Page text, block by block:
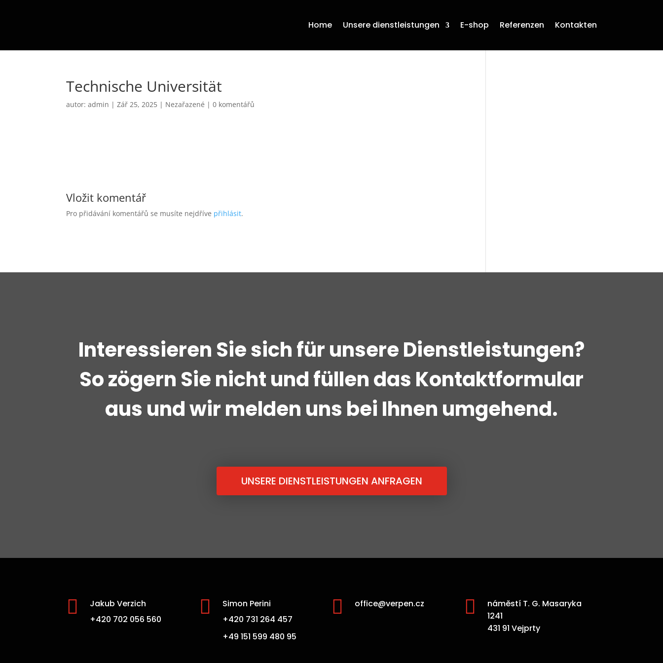
Home Unsere dienstleistungen E-shop Referenzen Kontakten
Technische Universität
autor:admin |Zář 25, 2025 | Nezařazené |0 komentářů
Vložit komentář
Pro přidávání komentářů se musíte nejdříve přihlásit.
Interessieren Sie sich für unsere Dienstleistungen?
So zögern Sie nicht und füllen das Kontaktformular
aus und wir melden uns bei Ihnen umgehend.
UNSERE DIENSTLEISTUNGEN ANFRAGEN

Jakub Verzich
+420 702 056 560

Simon Perini
+420 731 264 457
+49 151 599 480 95
 office@verpen.cz 
náměstí T. G. Masaryka
1241
431 91 Vejprty